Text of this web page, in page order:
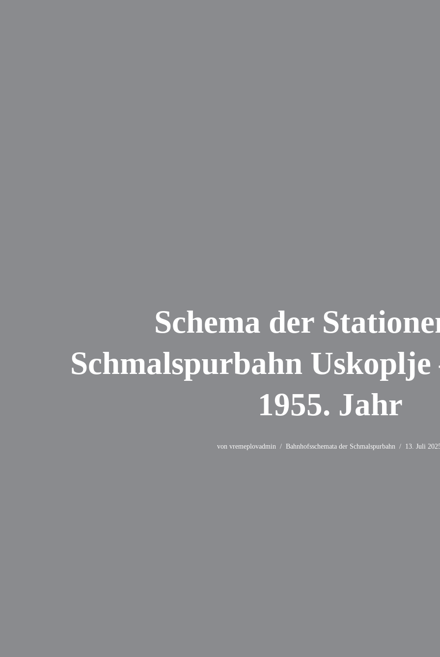
Schema der
Schmalspurbahn
1955. Jahr
von vremeplovadmin Bahnhofsschemata der Schmalspurbahn 13. Juli